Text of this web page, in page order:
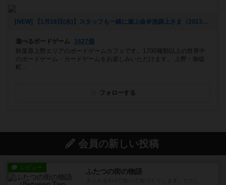
[NEW] 【1月18日(水)】スタッフも一緒に遊ぶ会＠池袋上さま（2023年01月09日 23時09分）
遊べるボードゲーム
1627個
秋葉原上野エリアのボードゲームカフェです。1700種類以上の世界中
のボードゲーム・カードゲームをお楽しみいただけます。 上野・御徒
町...
フォローする
会員の新しい投稿
レビュー ふたつの街の物語